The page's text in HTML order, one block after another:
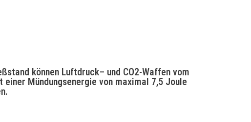
können Luftdruck– und CO2-Waffen vom
einer Mündungsenergie von maximal 7,5 Joule